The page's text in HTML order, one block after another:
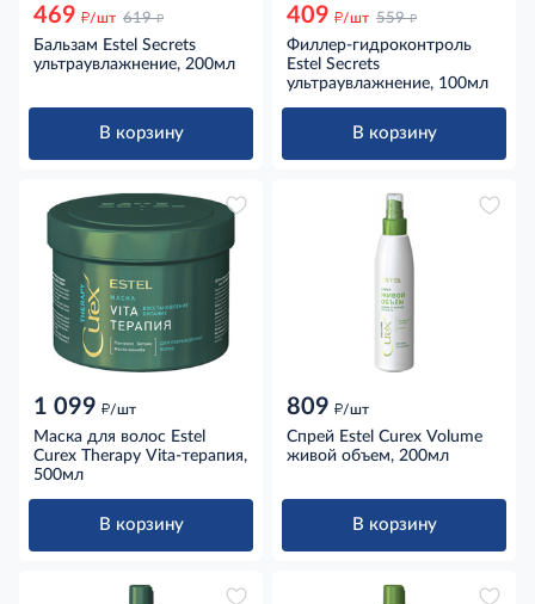
469 д/шт 619 д
Бальзам Estel Secrets
ультраувлажнение, 200мл
В корзину
409 д/шт 559 д
Филлер-гидроконтроль
Estel Secrets
ультраувлажнение, 100мл
В корзину
1 099 д/шт
Маска для волос Estel
Curex Therapy Vita-терапия,
500мл
В корзину
809 д/шт
Спрей Estel Curex Volume
живой объем, 200мл
В корзину